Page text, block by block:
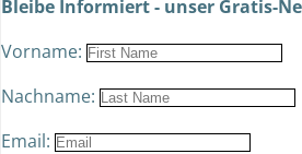
Bleibe Informiert - unser Gratis-
Vorname:
Nachname:
Email: